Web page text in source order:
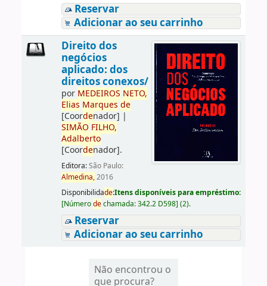
Reservar
Adicionar ao seu carrinho
Direito dos
negócios
aplicado: dos
direitos conexos/
por MEDEIROS NETO,
Elias Marques de
[Coordenador] |
SIMÃO FILHO,
Adalberto
[Coordenador].
Editora:São Paulo:
Almedina,2016
Disponibilidade:Itens disponíveis para empréstimo:
[Númerodechamada:342.2 D598] (2).
Reservar
Adicionar ao seu carrinho
Não encontrou o
que procura?